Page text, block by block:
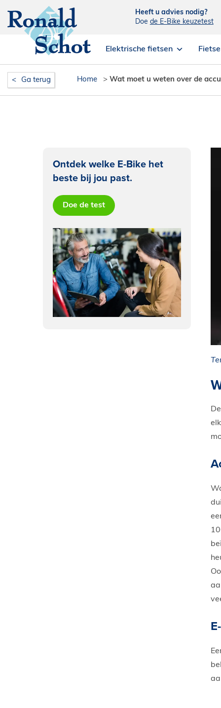
Heeft u advies nodig?
Doe de E-Bike keuzetest
Elektrische fietsen
Ga terug Home > Wat moet u weten over de
Ontdek welke E-Bike het
beste bij jou past.
Doe de test